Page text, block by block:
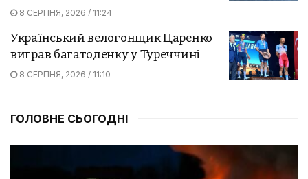
8 СЕРПНЯ, 2026 / 11:24
Український велогонщик Царенко
виграв багатоденку у Туреччині
8 СЕРПНЯ, 2026 / 11:10
ГОЛОВНЕ СЬОГОДНІ